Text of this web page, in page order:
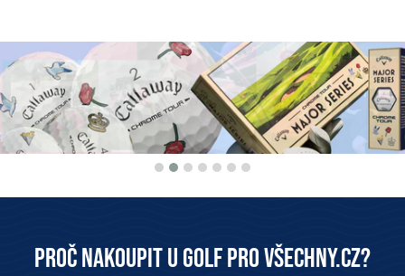
Proč nakoupit u Golf pro všechny.cz?